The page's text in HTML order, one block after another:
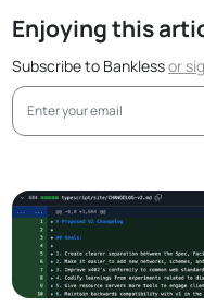
Enjoying this
Subscribe to Banklessor